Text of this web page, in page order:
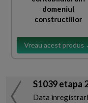
domeniul
constructiilor
Vreau acest produs
S1039 etapa
Data